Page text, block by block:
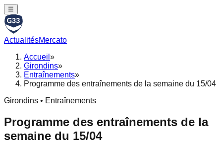
☰
ActualitésMercato
Accueil »
Girondins»
Entraînements»
Programme des entraînements de la semaine du 15/04
Girondins • Entraînements
Programme des entraînements de la
semaine du 15/04